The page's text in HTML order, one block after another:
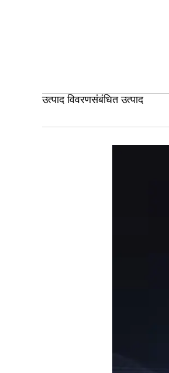
उत्पाद विवरणसंबंधित उत्पाद